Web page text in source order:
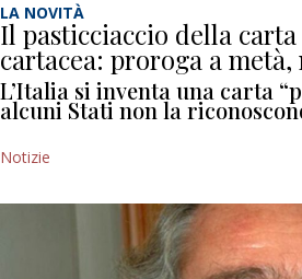
LA NOVITÀ
Il pasticciaccio della
cartacea: proroga a metà,
L’Italia si inventa una carta
alcuni Stati non la
Notizie